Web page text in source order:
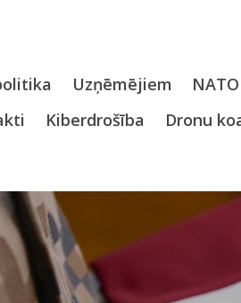
Uzņēmējiem NATO
Kiberdrošība Dronu